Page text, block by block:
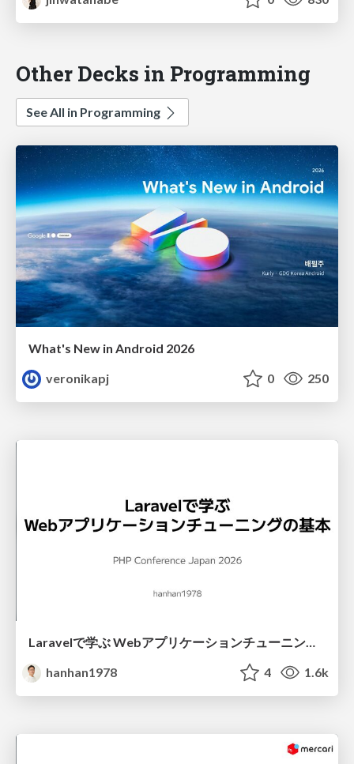
Other Decks in Programming
See All in Programming
What's New in Android 2026
veronikapj
0 250
Laravelで学ぶ Webアプリケーションチューニング入門/web_application_tuning_101
hanhan1978
4 1.6k